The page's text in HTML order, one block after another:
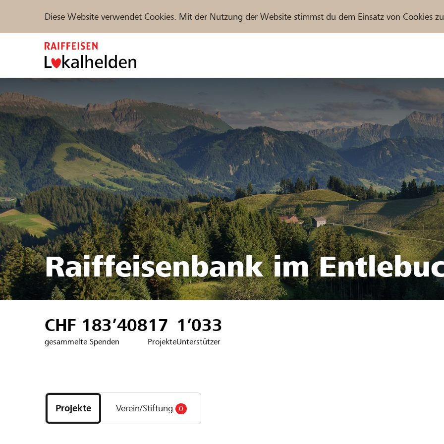
Diese Website verwendet Cookies. Mit der Nutzung der Website stimmst du dem Einsatz von Cookies
Unterstützen Hilfe & Support
Projekte und Organisationen finden
DE FR IT
Raiffeisenbank im
CHF 183’408
gesammelte Spenden
17
Projekte
1’033
Unterstützer
Projekte
und
Organisationen
Projekte Verein/Stiftung 0